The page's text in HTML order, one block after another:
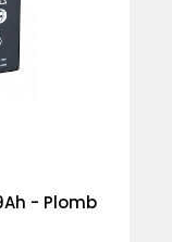
- Plomb